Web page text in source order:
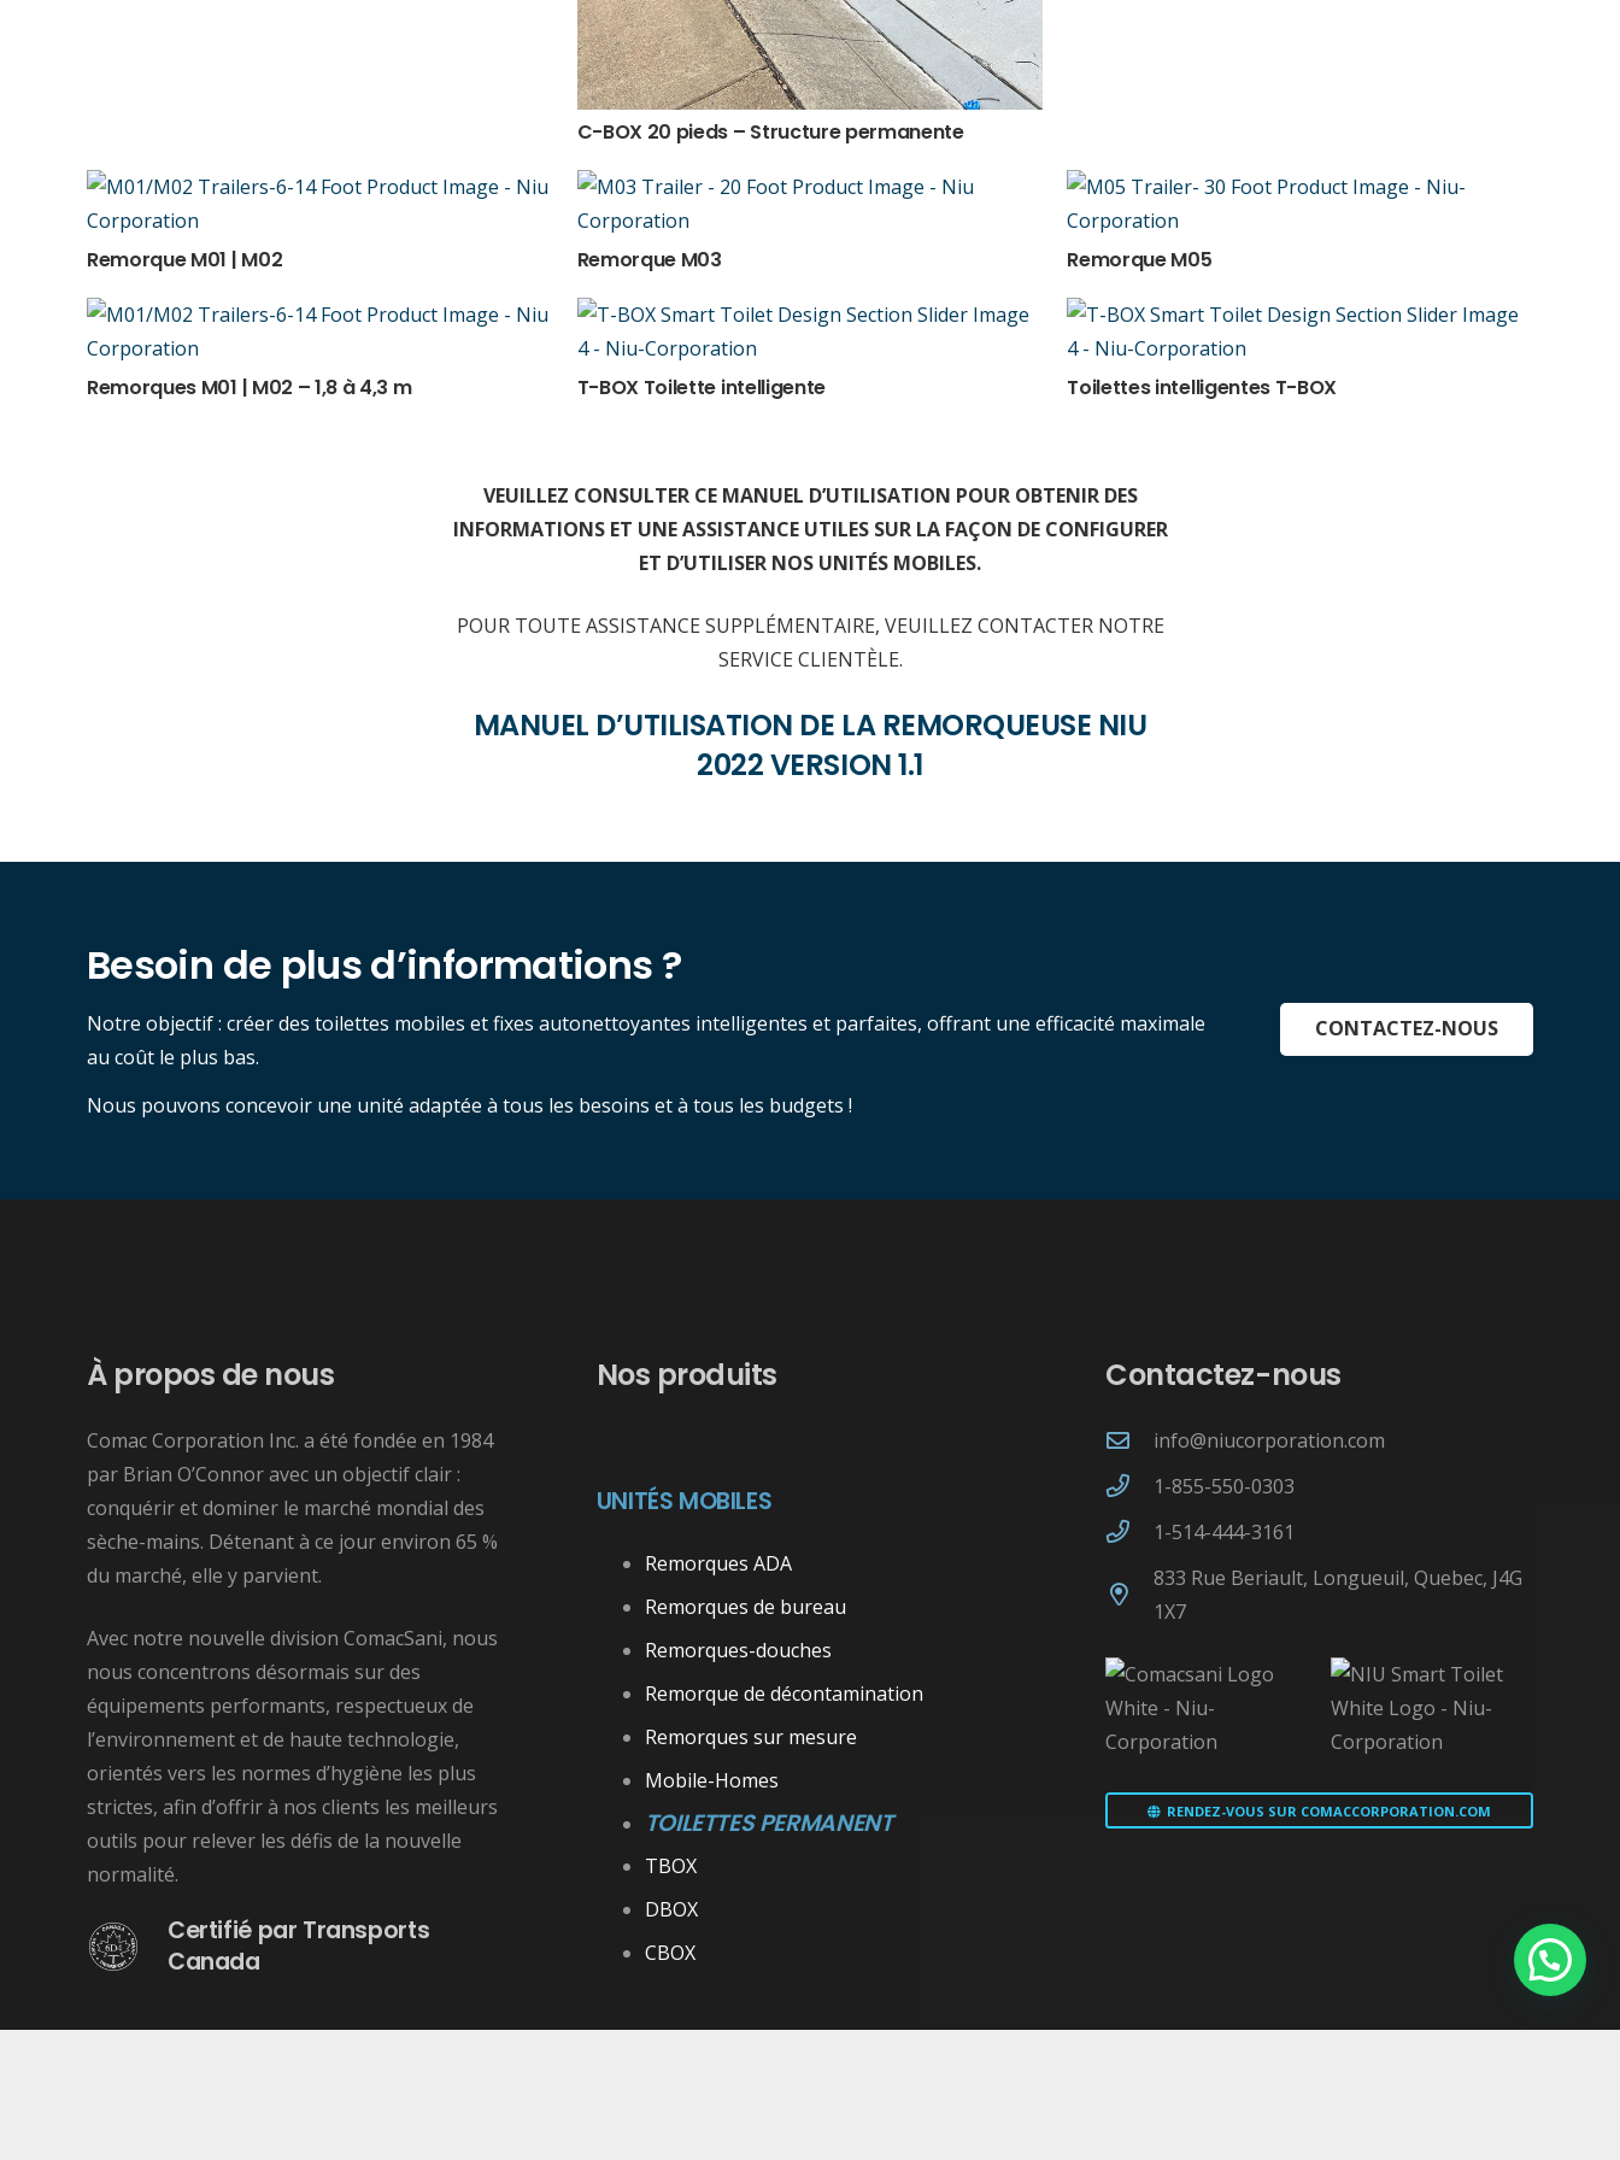
C-BOX 20 pieds – Structure permanente
Remorque M01 | M02 Remorque M03 Remorque M05
Remorques M01 | M02 – 1,8 à 4,3 m T-BOX Toilette intelligente Toilettes intelligentes T-BOX
VEUILLEZ CONSULTER CE MANUEL D’UTILISATION POUR OBTENIR DES
INFORMATIONS ET UNE ASSISTANCE UTILES SUR LA FAÇON DE CONFIGURER
ET D’UTILISER NOS UNITÉS MOBILES.
POUR TOUTE ASSISTANCE SUPPLÉMENTAIRE, VEUILLEZ CONTACTER NOTRE
SERVICE CLIENTÈLE.
MANUEL D’UTILISATION DE LA REMORQUEUSE NIU
2022 VERSION 1.1
Besoin de plus d’informations ?
Notre objectif : créer des toilettes mobiles et fixes autonettoyantes intelligentes et parfaites, offrant une efficacité maximale
au coût le plus bas.
Nous pouvons concevoir une unité adaptée à tous les besoins et à tous les budgets !
CONTACTEZ-NOUS
À propos de nous
Comac Corporation Inc. a été fondée en 1984
par Brian O’Connor avec un objectif clair :
conquérir et dominer le marché mondial des
sèche-mains. Détenant à ce jour environ 65 %
du marché, elle y parvient.
Avec notre nouvelle division ComacSani, nous
nous concentrons désormais sur des
équipements performants, respectueux de
l’environnement et de haute technologie,
orientés vers les normes d’hygiène les plus
strictes, afin d’offrir à nos clients les meilleurs
outils pour relever les défis de la nouvelle
normalité.
Certifié par Transports
Canada
Nos produits
UNITÉS MOBILES
Remorques ADA
Remorques de bureau
Remorques-douches
Remorque de décontamination
Remorques sur mesure
Mobile-Homes
TOILETTES PERMANENT
TBOX
DBOX
CBOX
Contactez-nous
info@niucorporation.com
1-855-550-0303
1-514-444-3161
833 Rue Beriault, Longueuil, Quebec, J4G
1X7
RENDEZ-VOUS SUR COMACCORPORATION.COM